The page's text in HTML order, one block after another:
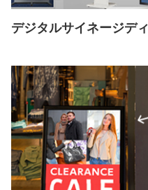
デジタルサイネージデ